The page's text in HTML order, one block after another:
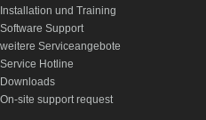
Installation und Training
Software Support
weitere Serviceangebote
Service Hotline
Downloads
On-site support request